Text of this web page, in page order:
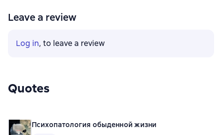
Leave a review
Log in, to leave a review
Quotes
Психопатология обыденной жизни